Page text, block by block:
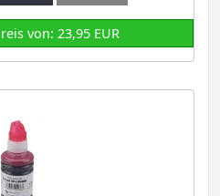
von: 23,95 EUR